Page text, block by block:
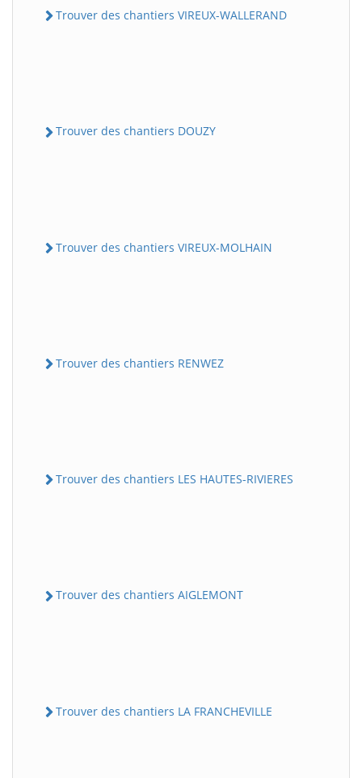
Trouver des chantiers VIREUX-WALLERAND
Trouver des chantiers DOUZY
Trouver des chantiers VIREUX-MOLHAIN
Trouver des chantiers RENWEZ
Trouver des chantiers LES HAUTES-RIVIERES
Trouver des chantiers AIGLEMONT
Trouver des chantiers LA FRANCHEVILLE